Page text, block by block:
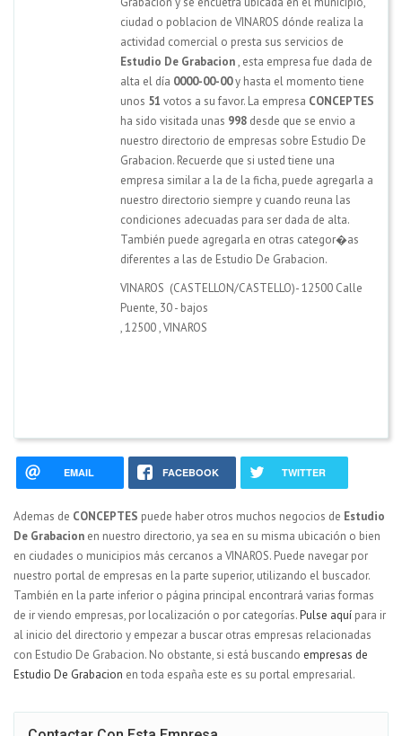
ciudad o poblacion de VINAROS dónde realiza la
actividad comercial o presta sus servicios de
Estudio De Grabacion, esta empresa fue dada de
alta el día 0000-00-00y hasta el momento tiene
unos 51 votos a su favor. La empresa CONCEPTES
ha sido visitada unas 998 desde que se envio a
nuestro directorio de empresas sobre Estudio De
Grabacion. Recuerde que si usted tiene una
empresa similar a la de la ficha, puede agregarla a
nuestro directorio siempre y cuando reuna las
condiciones adecuadas para ser dada de alta.
También puede agregarla en otras categor�as
diferentes a las de Estudio De Grabacion.
VINAROS (CASTELLON/CASTELLO)- 12500 Calle
Puente, 30 - bajos
,12500,VINAROS
EMAIL FACEBOOK TWITTER
Ademas de CONCEPTES puede haber otros muchos negocios de Estudio
De Grabacion en nuestro directorio, ya sea en su misma ubicación o bien
en ciudades o municipios más cercanos a VINAROS. Puede navegar por
nuestro portal de empresas en la parte superior, utilizando el buscador.
También en la parte inferior o página principal encontrará varias formas
de ir viendo empresas, por localización o por categorías.Pulse aquí para ir
al inicio del directorio y empezar a buscar otras empresas relacionadas
con Estudio De Grabacion. No obstante, si está buscando empresas de
Estudio De Grabacion en toda españa este es su portal empresarial.